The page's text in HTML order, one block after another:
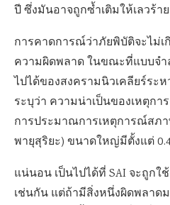
ปี ซึ่งมันอาจถูกซ้ำเติมให้เลวร้า
การคาดการณ์ว่าภัยพิบัติจะไม่
ความผิดพลาด ในขณะที่แบบจำ
ไปได้ของสงครามนิวเคลียร์ระ
ระบุว่า ความน่าเป็นของเหตุก
การประมาณการเหตุการณ์สภ
พายุสุริยะ) ขนาดใหญ่มีตั้งแต่
แน่นอน เป็นไปได้ที่ SAI จะถูก
เช่นกัน แต่ถ้ามีสิ่งหนึ่งผิดพลาด